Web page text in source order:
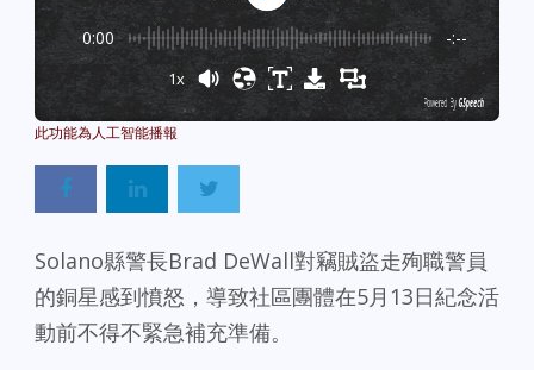
0:00 -:--
1x
Powered By GSpeech
Solano縣警長Brad DeWall對竊賊盜走殉職警員
的銅星感到憤怒，導致社區團體在5月13日紀念活
動前不得不緊急補充準備。